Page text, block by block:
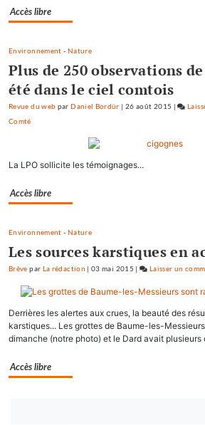
Accès libre
Environnement - Nature
Plus de 250 observations
été dans le ciel comtois
Revue du web parDaniel Bordür | 26 août 2015 |
Comté
La LPO sollicite les témoignages...
Accès libre
Environnement - Nature
Les sources karstiques en
Brève par La rédaction |03 mai 2015 | Laisser un
Derrières les alertes aux crues, la beauté des
karstiques... Les grottes de Baume-les-
dimanche (notre photo) et le Dard avait plusieurs
Accès libre